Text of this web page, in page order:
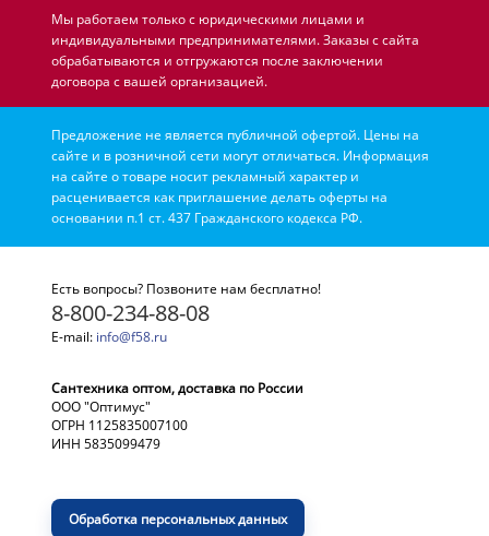
Мы работаем только с юридическими лицами и
индивидуальными предпринимателями. Заказы с сайта
обрабатываются и отгружаются после заключении
договора с вашей организацией.
Предложение не является публичной офертой. Цены на
сайте и в розничной сети могут отличаться. Информация
на сайте о товаре носит рекламный характер и
расценивается как приглашение делать оферты на
основании п.1 ст. 437 Гражданского кодекса РФ.
Есть вопросы? Позвоните нам бесплатно!
8-800-234-88-08
E-mail: info@f58.ru
Сантехника оптом, доставка по России
ООО "Оптимус"
ОГРН 1125835007100
ИНН 5835099479
Обработка персональных данных